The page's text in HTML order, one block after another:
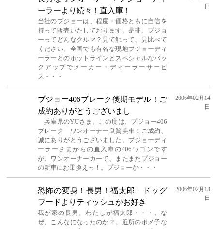
ーラーより続々！直入庫！
当社のプジョーは、程度・価格ともに自信を
持って販売いたしております。是非、プジョ
ーってどんなクルマ？見て触って、見比べて
ください。全国でも有名な現地プジョーディ
ーラーとのホットラインとスペシャルなバッ
クアップでメーカー・ディーラーサービ
ス・・・
日
プジョー406ブレーク後期モデル！ご
成約ありがとうございまし
兵庫県のY.Uさま。この度は、プジョー406
ブレーク ワンオーナー良質美車！ご成約、
誠にありがとうございました。プジョーディ
ーラーさまからの直入庫の406ワゴンです
が、ワンオーナーカーで、またまたプジョー
の新車にお乗換えっ！。プジョーか・・・
2006年02月14
日
恐怖の変身！長男！福太郎！ドッグ
フードよりティッシュがお好き
我が家の長男。わたしが福太郎・・・。な
ぜ、こんなになったのか？。近所のポメ子な
2006年02月13
日